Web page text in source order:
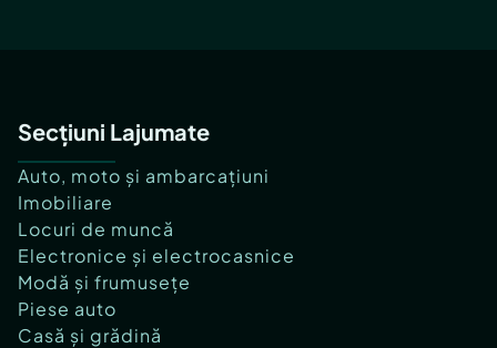
Secțiuni Lajumate
Auto, moto și ambarcațiuni
Imobiliare
Locuri de muncă
Electronice și electrocasnice
Modă și frumusețe
Piese auto
Casă și grădină